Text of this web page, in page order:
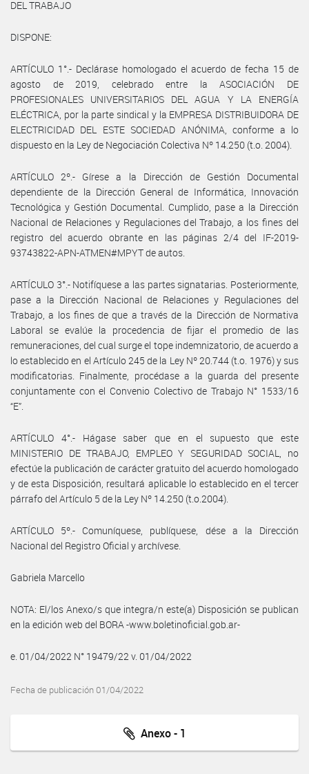
DEL TRABAJO
DISPONE:
ARTÍCULO 1°.- Declárase homologado el acuerdo de fecha 15 de
agosto de 2019, celebrado entre la ASOCIACIÓN DE
PROFESIONALES UNIVERSITARIOS DEL AGUA Y LA ENERGÍA
ELÉCTRICA, por la parte sindical y la EMPRESA DISTRIBUIDORA DE
ELECTRICIDAD DEL ESTE SOCIEDAD ANÓNIMA, conforme a lo
dispuesto en la Ley de Negociación Colectiva Nº 14.250 (t.o. 2004).
ARTÍCULO 2º.- Gírese a la Dirección de Gestión Documental
dependiente de la Dirección General de Informática, Innovación
Tecnológica y Gestión Documental. Cumplido, pase a la Dirección
Nacional de Relaciones y Regulaciones del Trabajo, a los fines del
registro del acuerdo obrante en las páginas 2/4 del IF-2019-
93743822-APN-ATMEN#MPYT de autos.
ARTÍCULO 3°.- Notifíquese a las partes signatarias. Posteriormente,
pase a la Dirección Nacional de Relaciones y Regulaciones del
Trabajo, a los fines de que a través de la Dirección de Normativa
Laboral se evalúe la procedencia de fijar el promedio de las
remuneraciones, del cual surge el tope indemnizatorio, de acuerdo a
lo establecido en el Artículo 245 de la Ley Nº 20.744 (t.o. 1976) y sus
modificatorias. Finalmente, procédase a la guarda del presente
conjuntamente con el Convenio Colectivo de Trabajo N° 1533/16
“E”.
ARTÍCULO 4°.- Hágase saber que en el supuesto que este
MINISTERIO DE TRABAJO, EMPLEO Y SEGURIDAD SOCIAL, no
efectúe la publicación de carácter gratuito del acuerdo homologado
y de esta Disposición, resultará aplicable lo establecido en el tercer
párrafo del Artículo 5 de la Ley Nº 14.250 (t.o.2004).
ARTÍCULO 5º.- Comuníquese, publíquese, dése a la Dirección
Nacional del Registro Oficial y archívese.
Gabriela Marcello
NOTA: El/los Anexo/s que integra/n este(a) Disposición se publican
en la edición web del BORA -www.boletinoficial.gob.ar-
e. 01/04/2022 N° 19479/22 v. 01/04/2022
Fecha de publicación 01/04/2022
Anexo - 1